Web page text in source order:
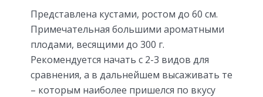
Представлена кустами, ростом до 60 см.
Примечательная большими ароматными
плодами, весящими до 300 г.
Рекомендуется начать с 2-3 видов для
сравнения, а в дальнейшем высаживать те
– которым наиболее пришелся по вкусу